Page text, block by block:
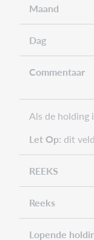
Maand
Dag
Commentaar
Als de holding
Let Op: dit
REEKS
Reeks
Lopende